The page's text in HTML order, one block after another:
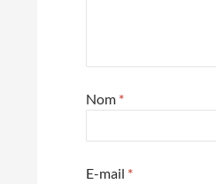
Nom *
E-mail *